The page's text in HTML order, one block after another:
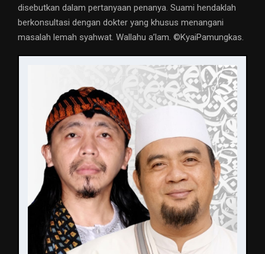
disebutkan dalam pertanyaan penanya. Suami hendaklah
berkonsultasi dengan dokter yang khusus menangani
masalah lemah syahwat. Wallahu a’lam. ©️KyaiPamungkas.